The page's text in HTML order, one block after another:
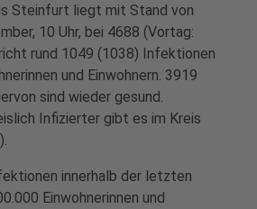
Steinfurt liegt mit Stand von
10 Uhr, bei 4688 (Vortag:
rund 1049 (1038) Infektionen
und Einwohnern. 3919
sind wieder gesund.
Infizierter gibt es im Kreis
innerhalb der letzten
Einwohnerinnen und